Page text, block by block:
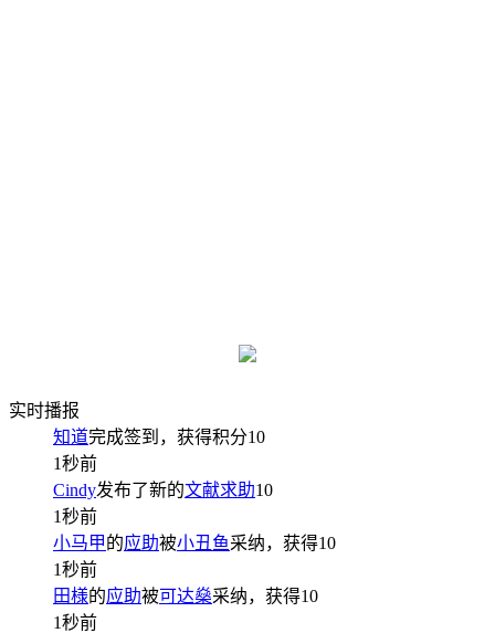
实时播报
知道完成签到，获得积分10
1秒前
Cindy发布了新的文献求助10
1秒前
小马甲的应助被小丑鱼采纳，获得10
1秒前
田様的应助被可达燊采纳，获得10
1秒前